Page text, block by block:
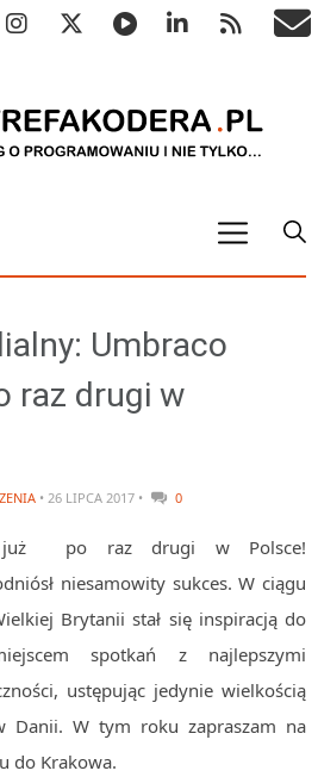
ALGO
struktury danych
numeryczne
wyszukiwania
Umbraco
raz drugi w
• 26 LIPCA 2017 • 0
już po raz drugi w Polsce!
niesamowity sukces. W ciągu
Brytanii stał się inspiracją do
spotkań z najlepszymi
ustępując jedynie wielkością
Danii. W tym roku zapraszam na
do Krakowa.